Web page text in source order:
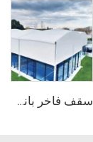
سقف فاخر بانورامي من الألومنيوم لملاعب البدل | مظلة رياضية خارجية قابلة للتخصيص وفق نظام وحدات لمشاريع الأندية الفاخرة لكرة المضرب